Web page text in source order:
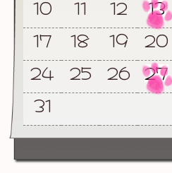
10
11 12 13
17
18 19 20
24
25 26 27
31